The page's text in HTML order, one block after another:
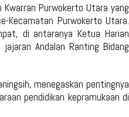
Kwarran Purwokerto Utara yang
Kecamatan Purwokerto Utara.
di antaranya Ketua Harian
Andalan Ranting Bidang
menegaskan pentingnya
pendidikan kepramukaan di